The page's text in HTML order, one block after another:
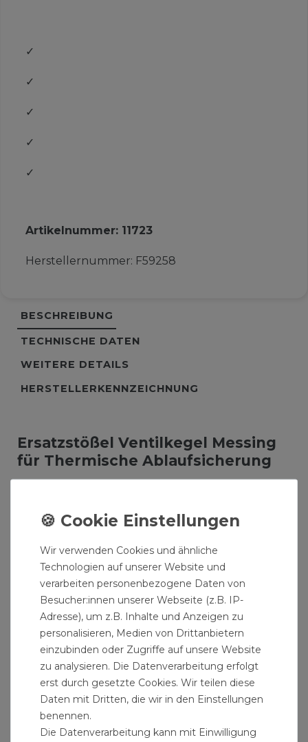
✓
✓
✓
✓
✓
Artikelnummer: 11723
Herstellernummer: F59258
BESCHREIBUNG
TECHNISCHE DATEN
WEITERE DETAILS
HERSTELLERKENNZEICHNUNG
Ersatzstößel Ventilkegel Messing
für Thermische Ablaufsicherung
Material: Messing
inklusive Dichtring
Höhe 23 mm
Durchmesser unten 28 mm
Durchmesser oben 17 mm
mit Stellschraube
Lieferumfang: Ersatzstößel / Ventilkegel Messing
für Thermische Ablaufsicherung
Wir verwenden Cookies und ähnliche
Technologien auf unserer Website und
verarbeiten personenbezogene Daten von
Besucher:innen unserer Webseite (z.B. IP-
Adresse), um z.B. Inhalte und Anzeigen zu
personalisieren, Medien von Drittanbietern
einzubinden oder Zugriffe auf unsere Website
zu analysieren. Die Datenverarbeitung erfolgt
erst durch gesetzte Cookies. Wir teilen diese
Daten mit Dritten, die wir in den Einstellungen
benennen.
Die Datenverarbeitung kann mit Einwilligung